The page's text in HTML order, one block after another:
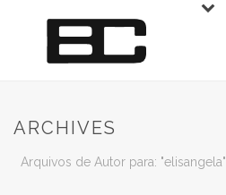
ARCHIVES
Arquivos de Autor para: "elisangela"